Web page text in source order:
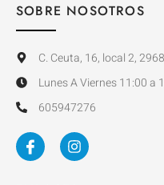
SOBRE NOSOTROS
C. Ceuta, 16, local 2,
Lunes A Viernes 11:00 a
605947276